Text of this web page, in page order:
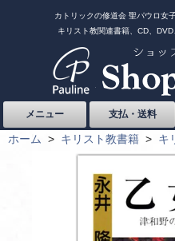
カトリックの修道会 聖パウロ女
キリスト教関連書籍、CD、
メニュー 支払・送料
ホーム > キリスト教書籍 > キ